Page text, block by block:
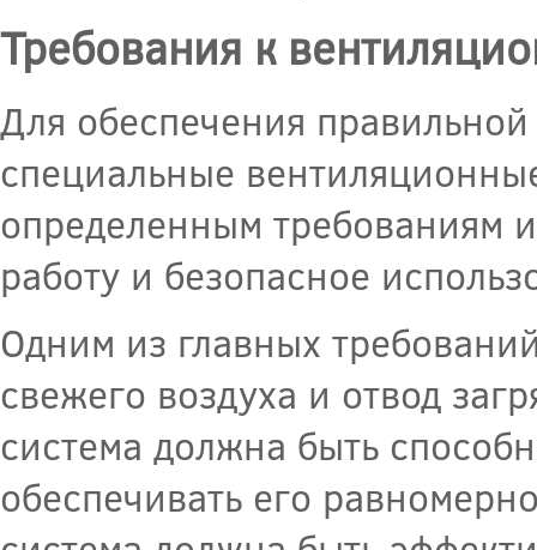
Требования к
Для обеспечения
специальные
определенным требованиям
работу и безопасное
Одним из главных
свежего воздуха и отвод
система должна быть
обеспечивать его